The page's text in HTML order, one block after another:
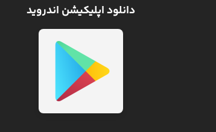
دانلود اپلیکیشن اندروید